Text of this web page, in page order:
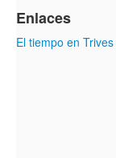
Enlaces
El tiempo en Trives